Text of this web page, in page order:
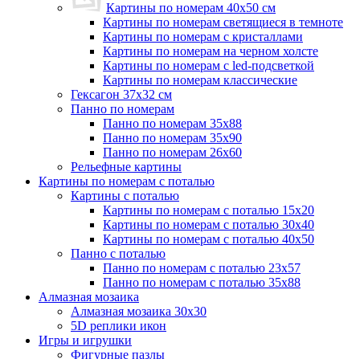
Картины по номерам 40х50 см
Картины по номерам светящиеся в темноте
Картины по номерам с кристаллами
Картины по номерам на черном холсте
Картины по номерам с led-подсветкой
Картины по номерам классические
Гексагон 37х32 см
Панно по номерам
Панно по номерам 35х88
Панно по номерам 35х90
Панно по номерам 26х60
Рельефные картины
Картины по номерам с поталью
Картины с поталью
Картины по номерам с поталью 15х20
Картины по номерам с поталью 30х40
Картины по номерам с поталью 40х50
Панно с поталью
Панно по номерам с поталью 23х57
Панно по номерам с поталью 35х88
Алмазная мозаика
Алмазная мозаика 30х30
5D реплики икон
Игры и игрушки
Фигурные пазлы